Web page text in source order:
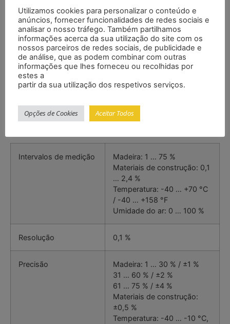
construção
– Inclui-se no conteúdo da encomenda três
diferentes elétrodos
– Adaptáveis agulhas de penetração curtas e longas
– Temperatura ambiental e umidade medível
– Guardam-se os valores MÁX. e MÍN.
– Compensação de temperatura manual
Especificações
Intervalos de medição
Madeira: 1 … 75 %
Materiais de construção: 0,1
… 2,4 %
Temperatura: -40 … +70 °C
/ -40 … +158 °F
Umidade do ar: 0 … 100 %
Resolução 0,1 %
Precisão
Madeira: 1 … 30 % / ±1 %
31 … 60 % / ±2 %
61 … 75 % / ±4 %
Materiais de construção:
±0,5 %
Temperatura: -40 … -10 °C,
Utilizamos cookies para personalizar o conteúdo e
anúncios, fornecer funcionalidades de redes sociais e
analisar o nosso tráfego. Também partilhamos
informações acerca da sua utilização do site com os
nossos parceiros de redes sociais, de publicidade e
de análise, que as podem combinar com outras
informações que lhes forneceu ou recolhidas por
estes a
partir da sua utilização dos respetivos serviços.
Opções de Cookies Aceitar Todos